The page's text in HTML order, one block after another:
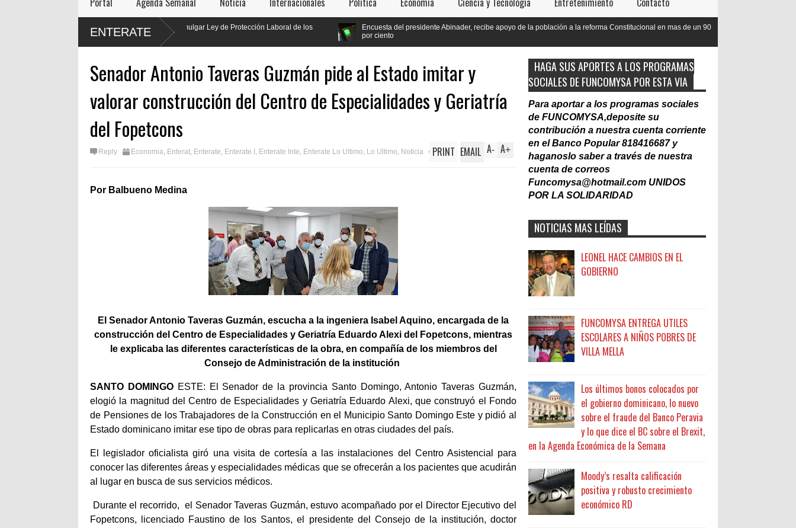
ENTERATE
Luis Abinader hará justicia al promulgar Ley de Protección Laboral de los
Encuesta del presidente Abinader, recibe apoyo de la población a la reforma Constitucional en mas de un 90
Nacionalización del Trabajo, un
Senador Antonio Taveras Guzmán pide al Estado imitar y
valorar construcción del Centro de Especialidades y Geriatría
del Fopetcons
Reply Economia, Enterat, Enterate, Enterate I , Enterate Inte, Enterate Lo Ultimo, Lo Ultimo, Noticia 12:01 A+
A-
PRINT EMAIL
Por Balbueno Medina
El Senador Antonio Taveras Guzmán, escucha a la ingeniera Isabel Aquino, encargada de la
construcción del Centro de Especialidades y Geriatría Eduardo Alexi del Fopetcons, mientras
le explicaba las diferentes características de la obra, en compañía de los miembros del
Consejo de Administración de la institución
SANTO DOMINGOESTE: El Senador de la provincia Santo Domingo, Antonio Taveras Guzmán,
elogió la magnitud del Centro de Especialidades y Geriatría Eduardo Alexi, que construyó el Fondo
de Pensiones de los Trabajadores de la Construcción en el Municipio Santo Domingo Este y pidió al
Estado dominicano imitar ese tipo de obras para replicarlas en otras ciudades del país.
El legislador oficialista giró una visita de cortesía a las instalaciones del Centro Asistencial para
conocer las diferentes áreas y especialidades médicas que se ofrecerán a los pacientes que acudirán
al lugar en busca de sus servicios médicos.
Durante el recorrido, el Senador Taveras Guzmán, estuvo acompañado por el Director Ejecutivo del
Fopetcons, licenciado Faustino de los Santos, el presidente del Consejo de la institución, doctor
HAGA SUS APORTES A LOS PROGRAMAS
SOCIALES DE FUNCOMYSA POR ESTA VIA
Para aportar a los programas sociales
de FUNCOMYSA,deposite su
contribución a nuestra cuenta corriente
en el Banco Popular 818416687 y
haganoslo saber a través de nuestra
cuenta de correos
Funcomysa@hotmail.com UNIDOS
POR LA SOLIDARIDAD
NOTICIAS MAS LEÍDAS
LEONEL HACE CAMBIOS EN EL
GOBIERNO
FUNCOMYSA ENTREGA UTILES
ESCOLARES A NIÑOS POBRES DE
VILLA MELLA
Los últimos bonos colocados por
el gobierno dominicano, lo nuevo
sobre el fraude del Banco Peravia
y lo que dice el BC sobre el Brexit,
en la Agenda Económica de la Semana
Moody’s resalta calificación
positiva y robusto crecimiento
económico RD